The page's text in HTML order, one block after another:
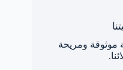
موثوقة ومريحة